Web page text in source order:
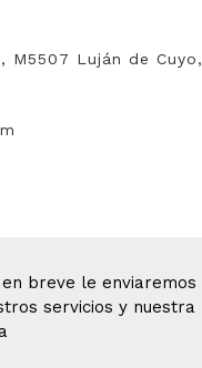
M5507 Luján de Cuyo,
breve le enviaremos
servicios y nuestra